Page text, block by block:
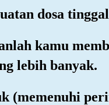
dosa
kamu
lebih banyak.
(memenuhi